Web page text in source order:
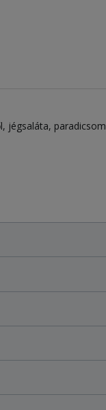
jégsaláta paradicsom